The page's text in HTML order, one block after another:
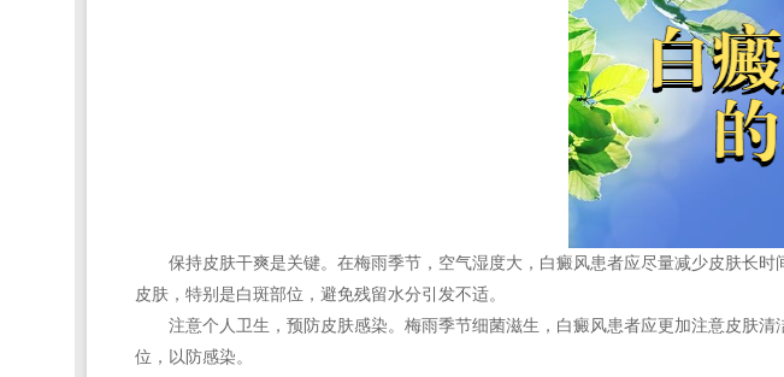
保持皮肤干爽是关键。在梅雨季节，空气湿度大，白癜风患者应尽量减少皮肤长时
皮肤，特别是白斑部位，避免残留水分引发不适。
注意个人卫生，预防皮肤感染。梅雨季节细菌滋生，白癜风患者应更加注意皮肤清
位，以防感染。